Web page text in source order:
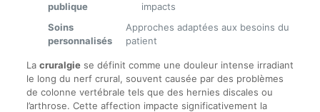
publique
impacts
Soins
personnalisés
Approches adaptées aux besoins du
patient
La cruralgiese définit comme une douleur intense irradiant
le long du nerf crural, souvent causée par des problèmes
de colonne vertébrale tels que des hernies discales ou
l’arthrose. Cette affection impacte significativement la